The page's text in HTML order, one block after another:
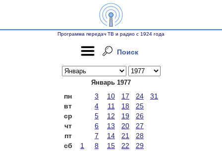
Программа передач ТВ и радио с 1924 года
Поиск
Январь 1977
пн 3 10 17 24
31
вт
4 11 18
25
ср
5 12 19
26
чт
6 13 20
27
пт
7 14 21
28
сб
1 8 15 22
29